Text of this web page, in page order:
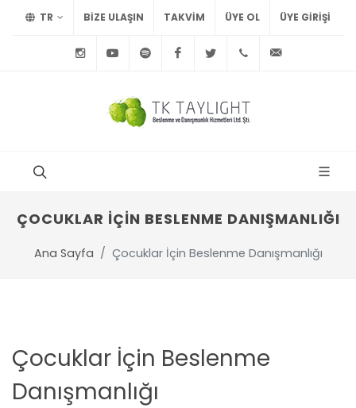
TR BİZE ULAŞIN TAKVİM ÜYE OL ÜYE GIRIŞI
InstagramYoutubeSpotify FacebookTwitter +90
ÇOCUKLAR İÇIN BESLENME DANIŞMANLIĞI
Ana Sayfa Çocuklar İçin Beslenme Danışmanlığı
Çocuklar İçin Beslenme
Danışmanlığı